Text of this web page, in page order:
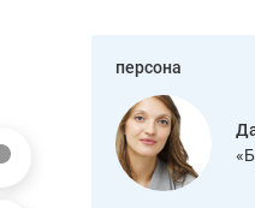
персона